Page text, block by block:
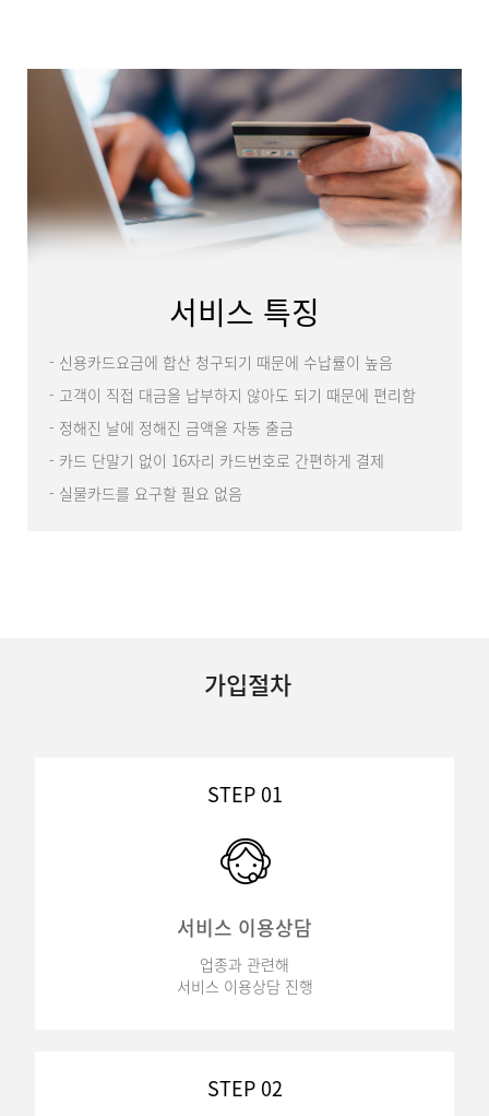
서비스 특징
- 신용카드요금에 합산 청구되기 때문에 수납률이 높음
- 고객이 직접 대금을 납부하지 않아도 되기 때문에 편리함
- 정해진 날에 정해진 금액을 자동 출금
- 카드 단말기 없이 16자리 카드번호로 간편하게 결제
- 실물카드를 요구할 필요 없음
가입절차
STEP 01
서비스 이용상담
업종과 관련해
서비스 이용상담 진행
STEP 02